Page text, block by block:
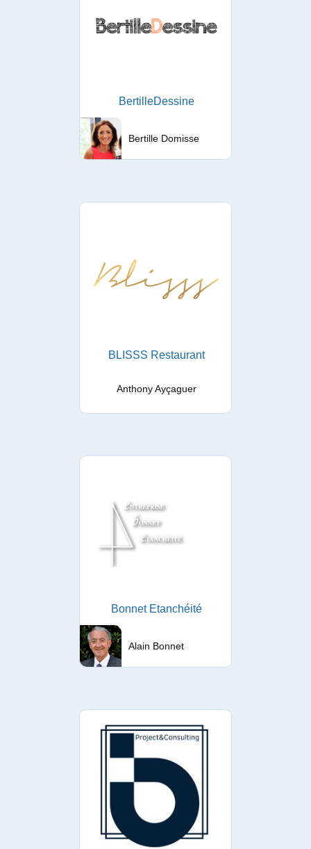
BertilleDessine
Bertille Domisse
BLISSS Restaurant
Anthony Ayçaguer
Bonnet Etanchéité
Alain Bonnet